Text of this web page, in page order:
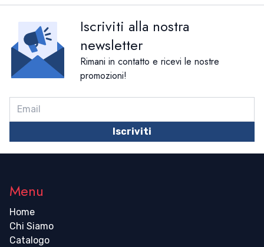
Iscriviti alla nostra
newsletter
Rimani in contatto e ricevi le nostre
promozioni!
Iscriviti
Menu
Home
Chi Siamo
Catalogo